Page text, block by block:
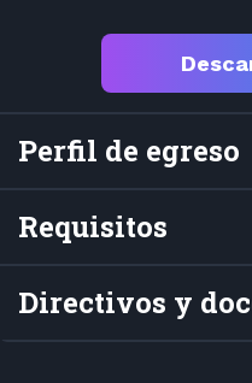
Perfil de egreso
Requisitos
Directivos y